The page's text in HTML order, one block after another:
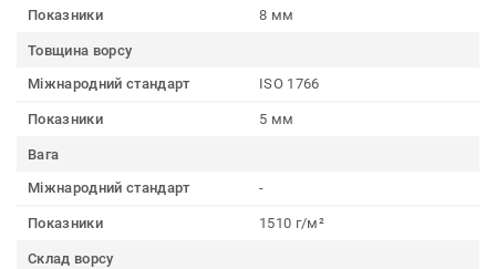
Показники 8 мм
Товщина ворсу
Міжнародний стандарт
ISO 1766
Показники 5 мм
Вага
Міжнародний стандарт
-
Показники 1510 г/м²
Склад ворсу